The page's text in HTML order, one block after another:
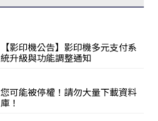
【影印機公告】影印機多元支付系
統升級與功能調整通知
您可能被停權！請勿大量下載資料
庫！